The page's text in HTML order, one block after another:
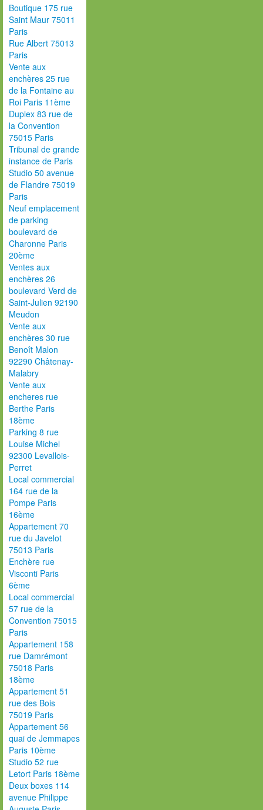
Boutique 175 rue
Saint Maur 75011
Paris
Rue Albert 75013
Paris
Vente aux
enchères 25 rue
de la Fontaine au
Roi Paris 11ème
Duplex 83 rue de
la Convention
75015 Paris
Tribunal de grande
instance de Paris
Studio 50 avenue
de Flandre 75019
Paris
Neuf emplacement
de parking
boulevard de
Charonne Paris
20ème
Ventes aux
enchères 26
boulevard Verd de
Saint-Julien 92190
Meudon
Vente aux
enchères 30 rue
Benoît Malon
92290 Châtenay-
Malabry
Vente aux
encheres rue
Berthe Paris
18ème
Parking 8 rue
Louise Michel
92300 Levallois-
Perret
Local commercial
164 rue de la
Pompe Paris
16ème
Appartement 70
rue du Javelot
75013 Paris
Enchère rue
Visconti Paris
6ème
Local commercial
57 rue de la
Convention 75015
Paris
Appartement 158
rue Damrémont
75018 Paris
18ème
Appartement 51
rue des Bois
75019 Paris
Appartement 56
quai de Jemmapes
Paris 10ème
Studio 52 rue
Letort Paris 18ème
Deux boxes 114
avenue Philippe